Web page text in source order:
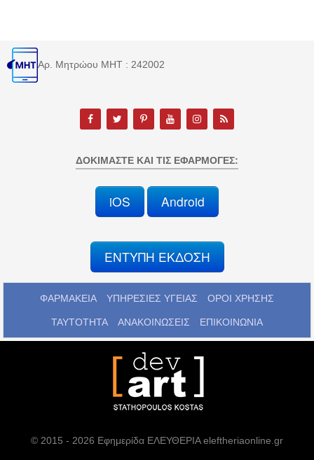
Αρ. Μητρώου MHT : 242002
ΔΟΚΙΜΆΣΤΕ ΚΑΙ ΤΙΣ ΕΦΑΡΜΟΓΈΣ:
iOS Android
ΕΝΤΥΠΗ ΕΚΔΟΣΗ
ΦΑΡΜΑΚΕΙΑ ΥΠΗΡΕΣΙΕΣ ΥΓΕΙΑΣ ΟΡΟΙ ΧΡΗΣΗΣ
ΤΑΥΤΟΤΗΤΑ ΑΝΑΚΟΙΝΩΣΕΙΣ ΕΠΙΚΟΙΝΩΝΙΑ
© 2015 - 2026 Εφημερίδα ΕΛΕΥΘΕΡΙΑ eleftheriaonline.gr